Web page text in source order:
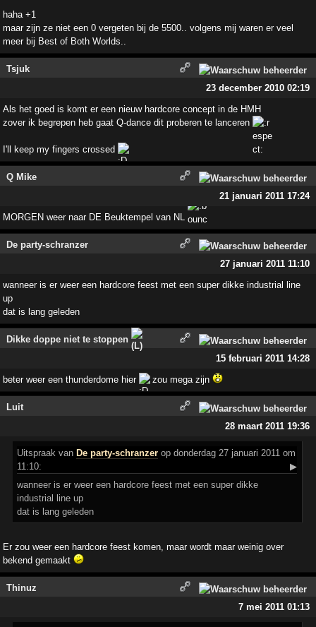
haha +1
maar zijn ze niet een 0 vergeten bij de 5500.. volgens mij waren er veel
meer bij Best of Both Worlds..
Tsjuk
23 december 2010 02:19
Als het goed is komt er een nieuw hardcore concept in de HMH
zover ik begrepen heb gaat Q-dance dit proberen te lanceren
I'll keep my fingers crossed
Q Mike
21 januari 2011 17:24
MORGEN weer naar DE Beuktempel van NL
De party-schranzer
27 januari 2011 11:10
wanneer is er weer een hardcore feest met een super dikke industrial line
up
dat is lang geleden
Dikke doppe niet te stoppen
15 februari 2011 14:28
beter weer een thunderdome hier zou mega zijn
Luit
28 maart 2011 19:36
Uitspraak vanDe party-schranzer op donderdag 27 januari 2011 om
11:10:
▶
wanneer is er weer een hardcore feest met een super dikke
industrial line up
dat is lang geleden
Er zou weer een hardcore feest komen, maar wordt maar weinig over
bekend gemaakt
Thinuz
7 mei 2011 01:13